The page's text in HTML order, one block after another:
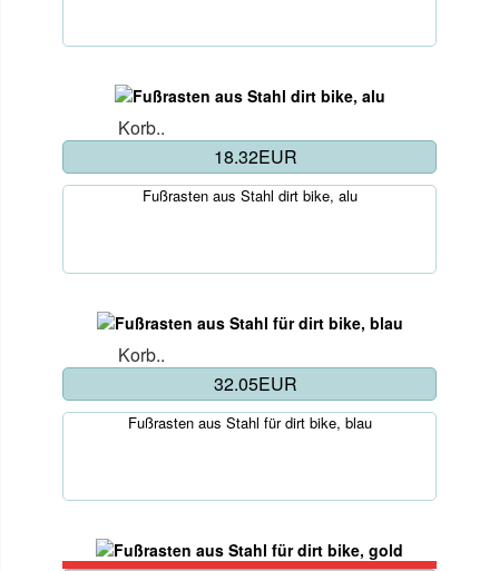
Korb..
18.32EUR
Fußrasten aus Stahl dirt bike, alu
Korb..
32.05EUR
Fußrasten aus Stahl für dirt bike, blau